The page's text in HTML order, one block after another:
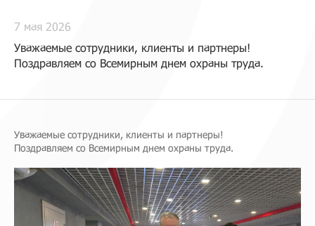
7 мая 2026
Уважаемые сотрудники, клиенты и партнеры!
Поздравляем со Всемирным днем охраны труда.
Уважаемые сотрудники, клиенты и партнеры!
Поздравляем со Всемирным днем охраны труда.